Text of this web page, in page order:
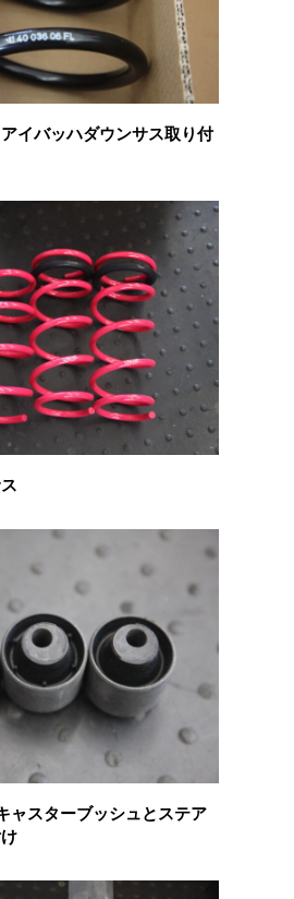
イバッハダウンサス取り付
ャスターブッシュとステア